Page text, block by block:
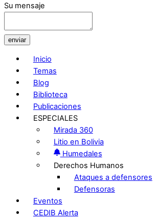
Su mensaje
enviar
Inicio
Temas
Blog
Biblioteca
Publicaciones
ESPECIALES
Mirada 360
Litio en Bolivia
Humedales
Derechos Humanos
Ataques a defensores
Defensoras
Eventos
CEDIB Alerta